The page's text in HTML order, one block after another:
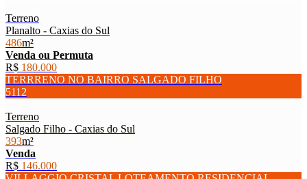
Terreno
Planalto - Caxias do Sul
486m²
Venda ou Permuta
R$ 180.000
TERRRENO NO BAIRRO SALGADO FILHO
5112
Terreno
Salgado Filho - Caxias do Sul
393m²
Venda
R$ 146.000